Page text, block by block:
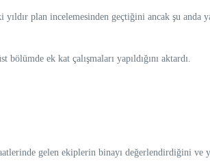
plan incelemesinden geçtiğini ancak şu anda
ek kat çalışmaları yapıldığını aktardı.
gelen ekiplerin binayı değerlendirdiğini ve